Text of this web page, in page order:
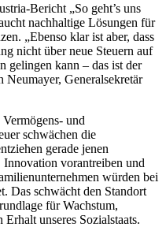
Bericht „So geht’s uns
nachhaltige Lösungen für
„Ebenso klar ist aber, dass
nicht über neue Steuern auf
gelingen kann – das ist der
Neumayer, Generalsekretär
und
schwächen die
gerade jenen
vorantreiben und
würden bei
Das schwächt den Standort
für Wachstum,
unseres Sozialstaats.